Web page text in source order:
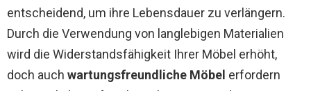
entscheidend, um ihre Lebensdauer zu verlängern.
Durch die Verwendung von langlebigen Materialien
wird die Widerstandsfähigkeit Ihrer Möbel erhöht,
doch auch wartungsfreundliche Möbel erfordern